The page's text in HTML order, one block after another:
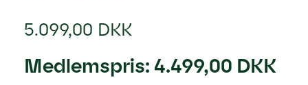
5.099,00 DKK
Medlemspris: 4.499,00 DKK